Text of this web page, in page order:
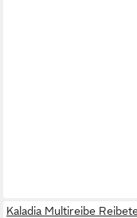
Kaladia Multireibe